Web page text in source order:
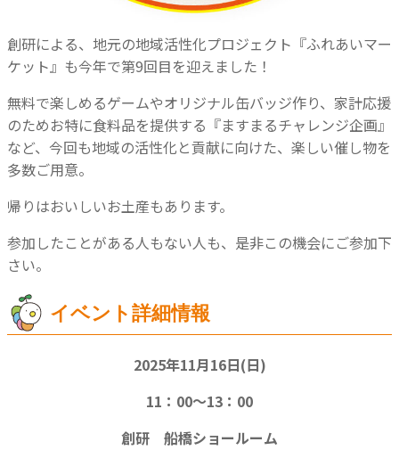
創研による、地元の地域活性化プロジェクト『ふれあいマー
ケット』も今年で第9回目を迎えました！
無料で楽しめるゲームやオリジナル缶バッジ作り、家計応援
のためお特に食料品を提供する『ますまるチャレンジ企画』
など、今回も地域の活性化と貢献に向けた、楽しい催し物を
多数ご用意。
帰りはおいしいお土産もあります。
参加したことがある人もない人も、是非この機会にご参加下
さい。
イベント詳細情報
2025年11月16日(日)
11：00～13：00
創研 船橋ショールーム